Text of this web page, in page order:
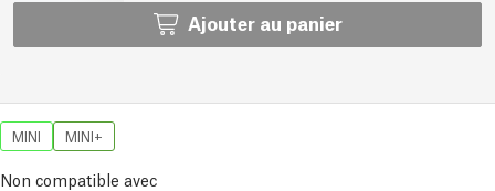
Ajouter au panier
MINI MINI+
Non compatible avec